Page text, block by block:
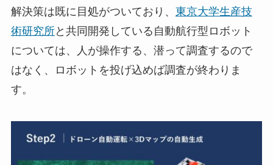
解決策は既に目処がついており、 東京大学生産技
術研究所と共同開発している自動航行型ロボット
については、人が操作する、潜って調査するので
はなく、ロボットを投げ込めば調査が終わりま
す。